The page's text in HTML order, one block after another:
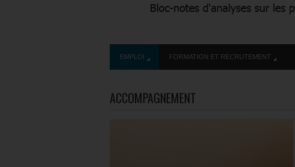
EMPLOI FORMATION ET RECRUTEMENT
ACCOMPAGNEMENT